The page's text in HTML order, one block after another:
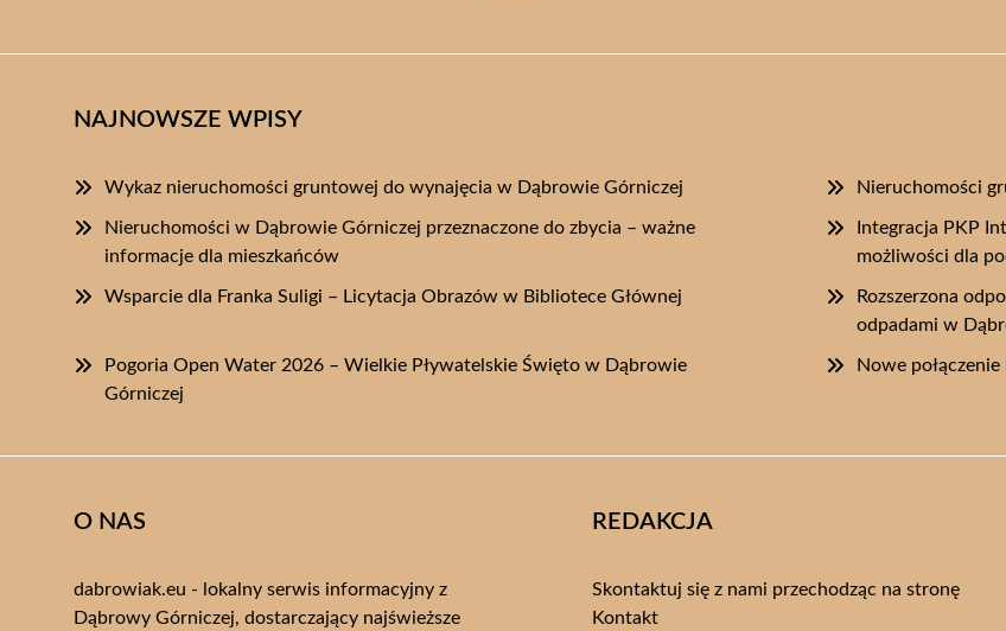
NAJNOWSZE WPISY
Wykaz nieruchomości gruntowej do wynajęcia w Dąbrowie Górniczej Nieruchomości
Nieruchomości w Dąbrowie Górniczej przeznaczone do zbycia – ważne
informacje dla mieszkańców
Integracja PKP
możliwości dla
Wsparcie dla Franka Suligi – Licytacja Obrazów w Bibliotece Głównej
Rozszerzona
odpadami w
Pogoria Open Water 2026 – Wielkie Pływatelskie Święto w Dąbrowie
Górniczej
Nowe
O NAS
dabrowiak.eu - lokalny serwis informacyjny z
Dąbrowy Górniczej, dostarczający najświeższe
REDAKCJA
Skontaktuj się z nami przechodząc na stronę
Kontakt